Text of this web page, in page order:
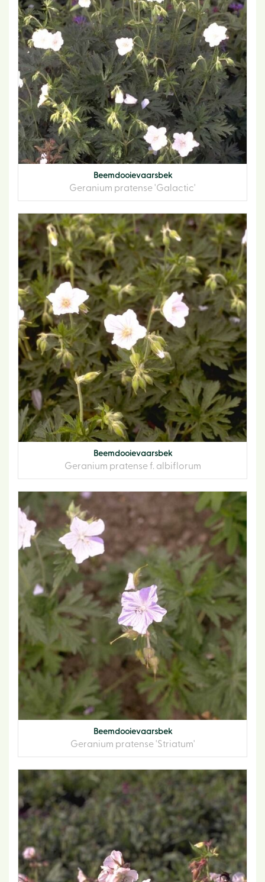
Beemdooievaarsbek
Geranium pratense 'Galactic'
Beemdooievaarsbek
Geranium pratense f. albiflorum
Beemdooievaarsbek
Geranium pratense 'Striatum'